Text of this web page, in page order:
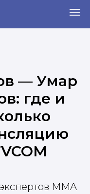
— Умар
где и
MMA